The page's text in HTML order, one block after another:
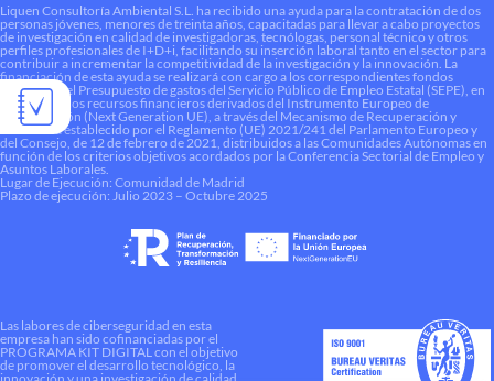
Liquen Consultoría Ambiental S.L. ha recibido una ayuda para la contratación de dos
personas jóvenes, menores de treinta años, capacitadas para llevar a cabo proyectos
de investigación en calidad de investigadoras, tecnólogas, personal técnico y otros
perfiles profesionales de I+D+i, facilitando su inserción laboral tanto en el sector para
contribuir a incrementar la competitividad de la investigación y la innovación. La
financiación de esta ayuda se realizará con cargo a los correspondientes fondos
dotados en el Presupuesto de gastos del Servicio Público de Empleo Estatal (SEPE), en
el marco de los recursos financieros derivados del Instrumento Europeo de
Recuperación (Next Generation UE), a través del Mecanismo de Recuperación y
Resiliencia establecido por el Reglamento (UE) 2021/241 del Parlamento Europeo y
del Consejo, de 12 de febrero de 2021, distribuidos a las Comunidades Autónomas en
función de los criterios objetivos acordados por la Conferencia Sectorial de Empleo y
Asuntos Laborales.
Lugar de Ejecución: Comunidad de Madrid
Plazo de ejecución: Julio 2023 – Octubre 2025
Las labores de ciberseguridad en esta
empresa han sido cofinanciadas por el
PROGRAMA KIT DIGITAL con el objetivo
de promover el desarrollo tecnológico, la